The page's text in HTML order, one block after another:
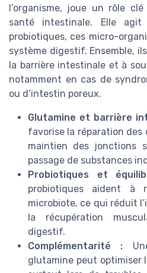
l’organisme, joue un rôle
santé intestinale. Elle
probiotiques, ces micro-
système digestif. Ensemble,
la barrière intestinale et à
notamment en cas de
ou d’intestin poreux.
Glutamine et barrière
favorise la réparation
maintien des jonctions
passage de substances
Probiotiques et
probiotiques aident à
microbiote, ce qui réduit
la récupération
digestif.
Complémentarité :
glutamine peut optimiser